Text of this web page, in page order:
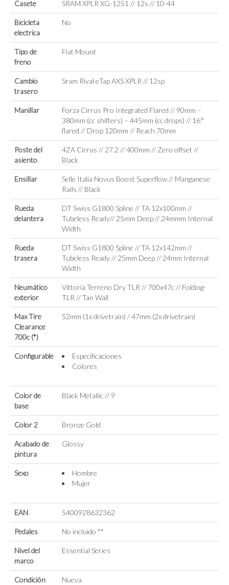
Casete SRAM XPLR XG-1251 // 12s // 10-44
Bicicleta
electrica
No
Tipo de
freno
Flat Mount
Cambio
trasero
Sram Rival eTap AXS XPLR // 12sp
Manillar
Forza Cirrus Pro Integrated Flared // 90mm –
380mm (cc shifters) – 445mm (cc drops) // 16°
flared // Drop 120mm // Reach 70mm
Poste del
asiento
4ZA Cirrus // 27.2 // 400mm // Zero offset //
Black
Ensillar
Selle Italia Novus Boost Superflow // Manganese
Rails // Black
Rueda
delantera
DT Swiss G1800 Spline // TA 12x100mm //
Tubeless Ready// 25mm Deep // 24mmm Internal
Width
Rueda
trasera
DT Swiss G1800 Spline // TA 12x142mm //
Tubeless Ready // 25mm Deep // 24mm Internal
Width
Neumático
exterior
Vittoria Terreno Dry TLR // 700x47c // Folding-
TLR // Tan Wall
Max Tire
Clearance
700c (*)
52mm (1x drivetrain) / 47mm (2x drivetrain)
Configurable
Especificaciones
Colores
Color de
base
Black Metallic // 9
Color 2 Bronze Gold
Acabado de
pintura
Glossy
Sexo
Hombre
Mujer
EAN 5400928632362
Pedales No incluido **
Nivel del
marco
Essential Series
Condición
Nueva